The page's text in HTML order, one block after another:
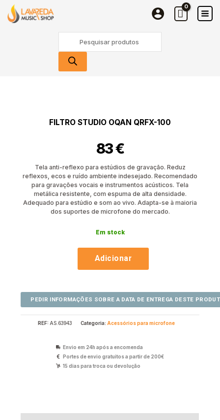
content
search
FILTRO STUDIO OQAN QRFX-100
83€
Tela anti-reflexo para estúdios de gravação. Reduz
reflexos, ecos e ruído ambiente indesejado. Recomendado
para gravações vocais e instrumentos acústicos. Tela
metálica resistente, com espuma de alta densidade.
Adequado para estúdio e som ao vivo. Adapta-se à maioria
dos suportes de microfone do mercado.
Em stock
Studio
OQAN
Adicionar
REF: AS.63943 Categoria: Acessórios para microfone
Envio em 24h após a encomenda
Portes de envio gratuitos a partir de 200€
15 dias para troca ou devolução
OQAN
QRFX-